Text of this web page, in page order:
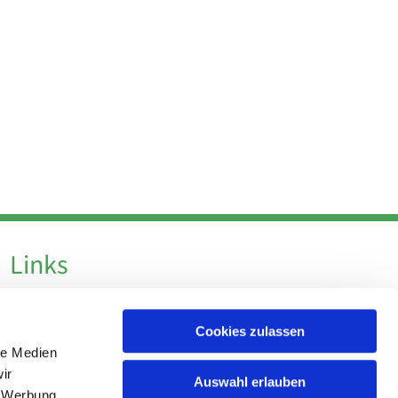
Medien
Cookies zulassen
Auswahl erlauben
Links
Impressum